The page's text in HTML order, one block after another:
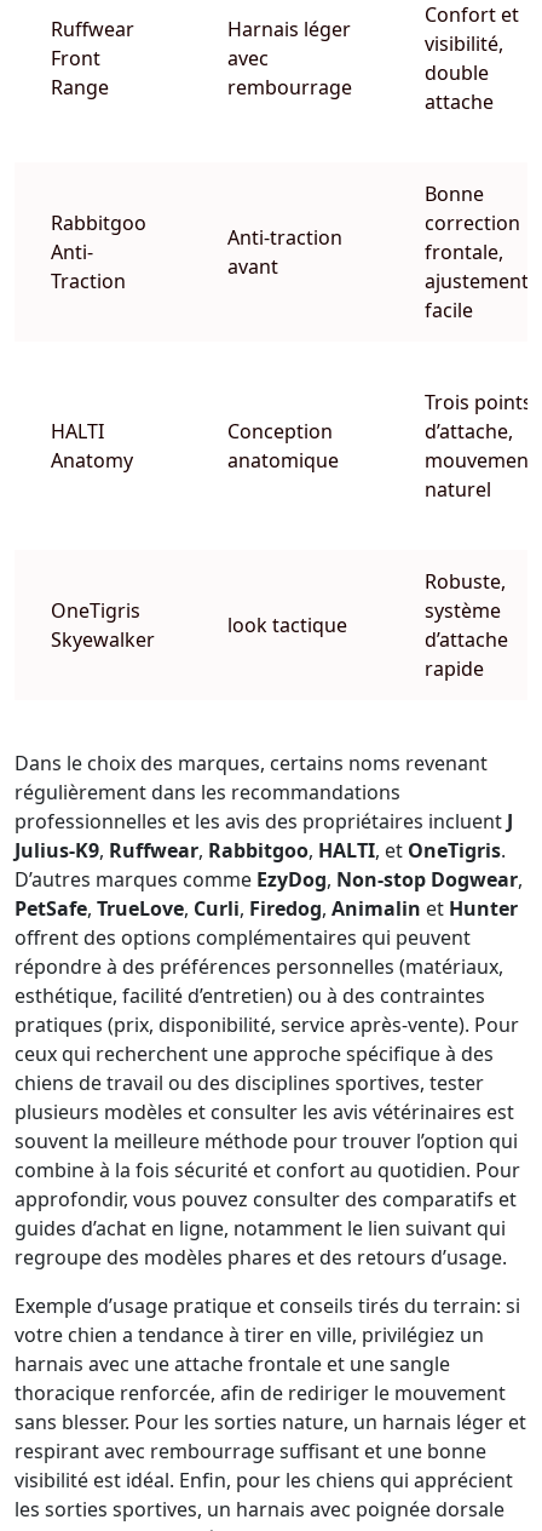
Ruffwear
Front
Range
Harnais léger
avec
rembourrage
Confort et
visibilité,
double
attache
Rabbitgoo
Anti-
Traction
Anti-traction
avant
Bonne
correction
frontale,
ajustement
facile
HALTI
Anatomy
Conception
anatomique
Trois points
d’attache,
mouvement
naturel
OneTigris
Skyewalker
look tactique
Robuste,
système
d’attache
rapide
Dans le choix des marques, certains noms revenant
régulièrement dans les recommandations
professionnelles et les avis des propriétaires incluent J
Julius-K9, Ruffwear, Rabbitgoo, HALTI, et OneTigris.
D’autres marques comme EzyDog, Non-stop Dogwear,
PetSafe, TrueLove, Curli, Firedog, Animalin et Hunter
offrent des options complémentaires qui peuvent
répondre à des préférences personnelles (matériaux,
esthétique, facilité d’entretien) ou à des contraintes
pratiques (prix, disponibilité, service après-vente). Pour
ceux qui recherchent une approche spécifique à des
chiens de travail ou des disciplines sportives, tester
plusieurs modèles et consulter les avis vétérinaires est
souvent la meilleure méthode pour trouver l’option qui
combine à la fois sécurité et confort au quotidien. Pour
approfondir, vous pouvez consulter des comparatifs et
guides d’achat en ligne, notamment le lien suivant qui
regroupe des modèles phares et des retours d’usage.
Exemple d’usage pratique et conseils tirés du terrain: si
votre chien a tendance à tirer en ville, privilégiez un
harnais avec une attache frontale et une sangle
thoracique renforcée, afin de rediriger le mouvement
sans blesser. Pour les sorties nature, un harnais léger et
respirant avec rembourrage suffisant et une bonne
visibilité est idéal. Enfin, pour les chiens qui apprécient
les sorties sportives, un harnais avec poignée dorsale